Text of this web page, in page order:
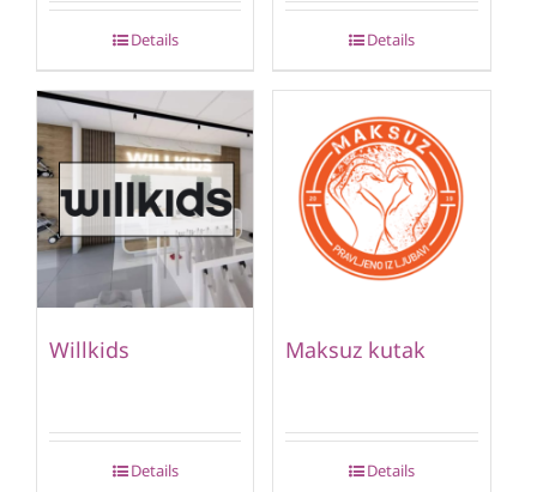
Details Details
Willkids
Details
Maksuz kutak
Details